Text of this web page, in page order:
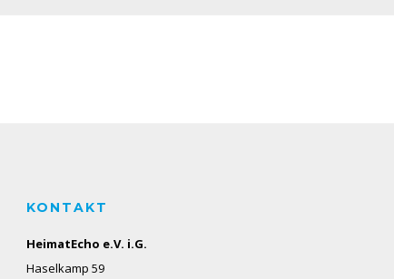
KONTAKT
HeimatEcho e.V. i.G.
Haselkamp 59